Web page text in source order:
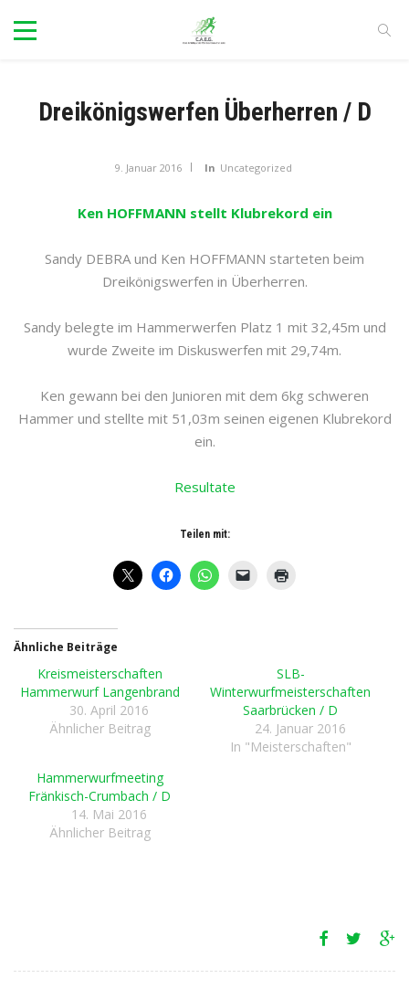
Dreikönigswerfen Überherren / D
9. Januar 2016 In Uncategorized
Ken HOFFMANN stellt Klubrekord ein
Sandy DEBRA und Ken HOFFMANN starteten beim
Dreikönigswerfen in Überherren.
Sandy belegte im Hammerwerfen Platz 1 mit 32,45m und
wurde Zweite im Diskuswerfen mit 29,74m.
Ken gewann bei den Junioren mit dem 6kg schweren
Hammer und stellte mit 51,03m seinen eigenen Klubrekord
ein.
Resultate
Teilen mit:
Ähnliche Beiträge
Kreismeisterschaften
Hammerwurf Langenbrand
30. April 2016
Ähnlicher Beitrag
SLB-
Winterwurfmeisterschaften
Saarbrücken / D
24. Januar 2016
In "Meisterschaften"
Hammerwurfmeeting
Fränkisch-Crumbach / D
14. Mai 2016
Ähnlicher Beitrag